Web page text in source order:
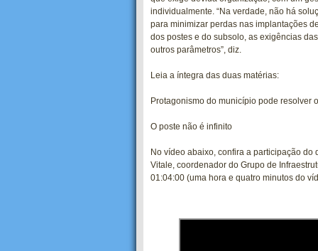
individualmente. “Na verdade, não há
para minimizar perdas nas implantações
dos postes e do subsolo, as exigências
outros parâmetros”, diz.
Leia a íntegra das duas matérias:
Protagonismo do município pode resolver
O poste não é infinito
No vídeo abaixo, confira a participação
Vitale, coordenador do Grupo de
01:04:00 (uma hora e quatro minutos do